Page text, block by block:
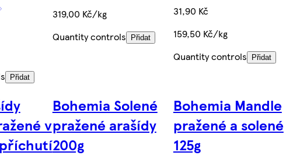
Přidat
319,00 Kč/kg
Quantity controls
Přidat
31,90 Kč
159,50 Kč/kg
Quantity controls
Přidat
v
Bohemia Solené
pražené arašídy
200g
Bohemia Mandle
pražené a solené
125g